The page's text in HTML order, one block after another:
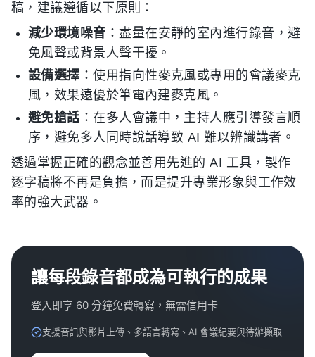
稿，建議遵循以下原則：
減少環境噪音 ：盡量在安靜的室內進行錄音，避
免風聲或背景人聲干擾。
設備選擇 ：使用指向性麥克風或專用的會議麥克
風，效果遠優於筆電內建麥克風。
避免搶話 ：在多人會議中，主持人應引導發言順
序，避免多人同時說話導致 AI 難以辨識講者。
透過掌握正確的觀念並善用先進的 AI 工具，製作
逐字稿將不再是負擔，而是提升專業形象與工作效
率的強大武器。
讓每段錄音都成為可執行的成果
登入即享 60 分鐘免費轉寫，無需信用卡
支援音訊與影片上傳、多語言轉寫、AI 會議紀要與待辦擷取